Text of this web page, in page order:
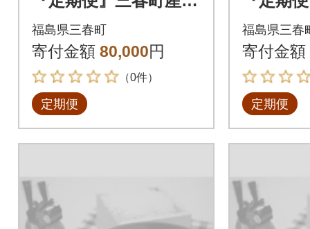
シヒカリ計15kg全4回
福島県三春町
寄付金額 80,000円
（0件）
定期便
シヒカ
福島県三春
寄付金額
定期便